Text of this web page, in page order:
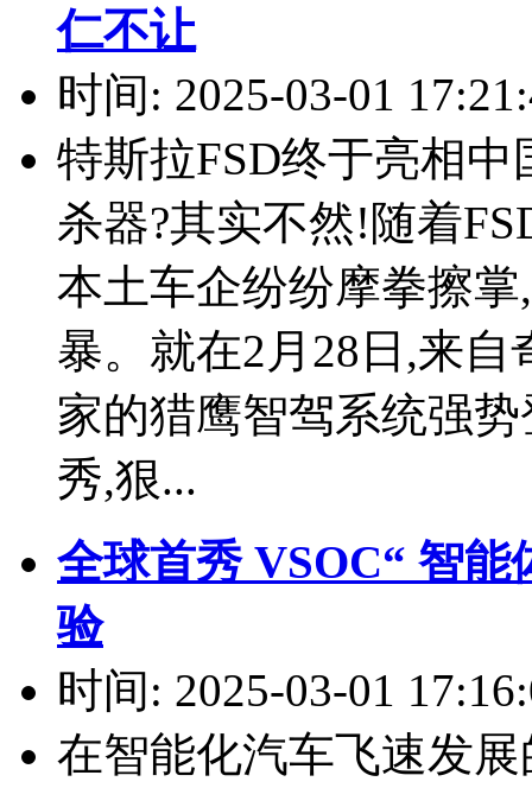
仁不让
时间: 2025-03-01
特斯拉FSD终于亮相
杀器?其实不然!随着
本土车企纷纷摩拳擦
暴。就在2月28日,来
家的猎鹰智驾系统强
秀,狠...
全球首秀 VSOC“ 智
验
时间: 2025-03-01
在智能化汽车飞速发